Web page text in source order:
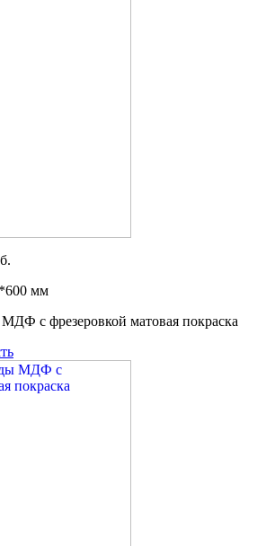
мм
с фрезеровкой матовая покраска